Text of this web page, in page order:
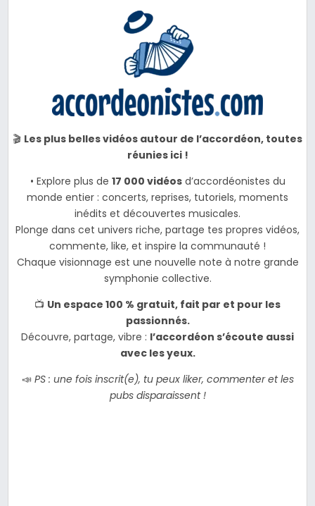
🎬 Les plus belles vidéos autour de l’accordéon, toutes
réunies ici !
• Explore plus de 17 000 vidéosd’accordéonistes du
monde entier : concerts, reprises, tutoriels, moments
inédits et découvertes musicales.
Plonge dans cet univers riche, partage tes propres vidéos,
commente, like, et inspire la communauté !
Chaque visionnage est une nouvelle note à notre grande
symphonie collective.
📺 Un espace 100 % gratuit, fait par et pour les
passionnés.
Découvre, partage, vibre : l’accordéon s’écoute aussi
avec les yeux.
📣 PS : une fois inscrit(e), tu peux liker, commenter et les
pubs disparaissent !